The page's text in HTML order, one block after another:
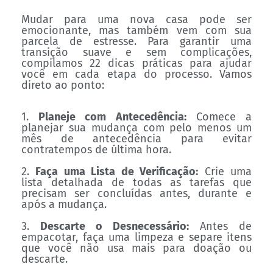
Mudar para uma nova casa pode ser
emocionante, mas também vem com sua
parcela de estresse. Para garantir uma
transição suave e sem complicações,
compilamos 22 dicas práticas para ajudar
você em cada etapa do processo. Vamos
direto ao ponto:
1. Planeje com Antecedência:Comece a
planejar sua mudança com pelo menos um
mês de antecedência para evitar
contratempos de última hora.
2. Faça uma Lista de Verificação: Crie uma
lista detalhada de todas as tarefas que
precisam ser concluídas antes, durante e
após a mudança.
3. Descarte o Desnecessário: Antes de
empacotar, faça uma limpeza e separe itens
que você não usa mais para doação ou
descarte.